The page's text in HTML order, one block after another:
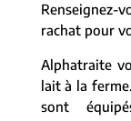
rachat pour
Alphatraite
lait à la
sont